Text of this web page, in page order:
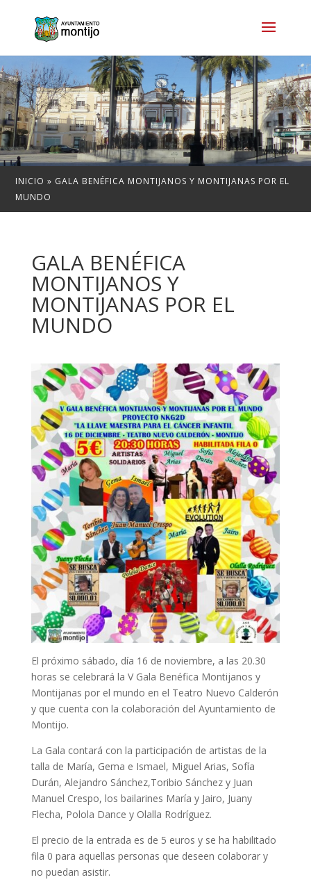
INICIO » GALA BENÉFICA MONTIJANOS Y MONTIJANAS POR EL
MUNDO
GALA BENÉFICA
MONTIJANOS Y
MONTIJANAS POR EL
MUNDO
El próximo sábado, día 16 de noviembre, a las 20.30
horas se celebrará la V Gala Benéfica Montijanos y
Montijanas por el mundo en el Teatro Nuevo Calderón
y que cuenta con la colaboración del Ayuntamiento de
Montijo.
La Gala contará con la participación de artistas de la
talla de María, Gema e Ismael, Miguel Arias, Sofía
Durán, Alejandro Sánchez,Toribio Sánchez y Juan
Manuel Crespo, los bailarines María y Jairo, Juany
Flecha, Polola Dance y Olalla Rodríguez.
El precio de la entrada es de 5 euros y se ha habilitado
fila 0 para aquellas personas que deseen colaborar y
no puedan asistir.